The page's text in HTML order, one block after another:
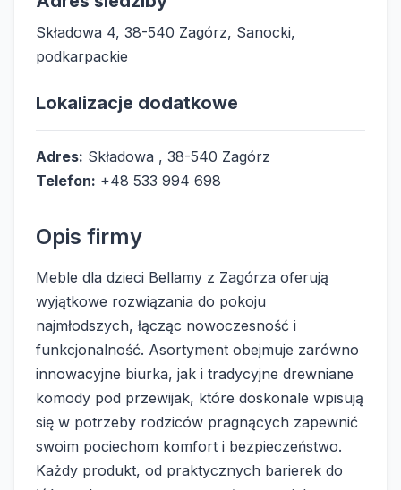
Składowa 4, 38-540 Zagórz, Sanocki,
podkarpackie
Lokalizacje dodatkowe
Adres: Składowa , 38-540 Zagórz
Telefon: +48 533 994 698
Opis firmy
Meble dla dzieci Bellamy z Zagórza oferują
wyjątkowe rozwiązania do pokoju
najmłodszych, łącząc nowoczesność i
funkcjonalność. Asortyment obejmuje zarówno
innowacyjne biurka, jak i tradycyjne drewniane
komody pod przewijak, które doskonale wpisują
się w potrzeby rodziców pragnących zapewnić
swoim pociechom komfort i bezpieczeństwo.
Każdy produkt, od praktycznych barierek do